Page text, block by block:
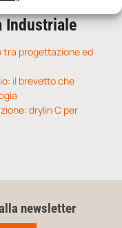
Industriale
tra progettazione ed
il brevetto che
drylin C per
newsletter